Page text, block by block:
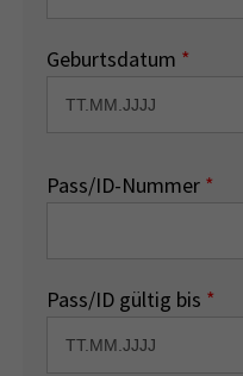
Geburtsdatum *
Pass/ID-Nummer *
Pass/ID gültig bis *